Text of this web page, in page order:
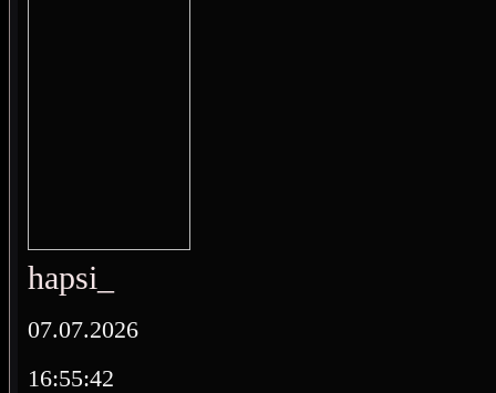
hapsi_
07.07.2026
16:55:42